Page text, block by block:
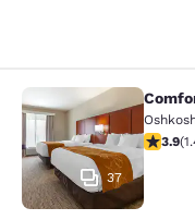
Comfort
37
3.87-
3.9(